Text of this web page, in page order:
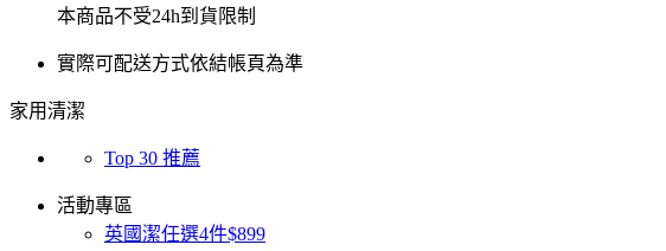
本商品不受24h到貨限制
實際可配送方式依結帳頁為準
家用清潔
Top 30 推薦
活動專區
英國潔任選4件$899